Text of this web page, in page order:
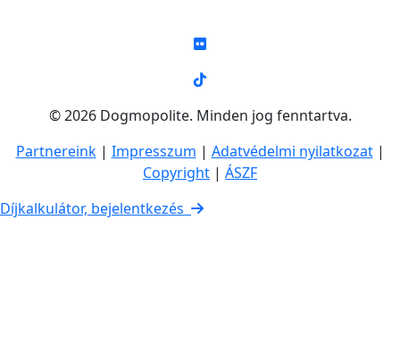
© 2026 Dogmopolite. Minden jog fenntartva.
Partnereink| Impresszum | Adatvédelmi nyilatkozat|
Copyright | ÁSZF
Díjkalkulátor, bejelentkezés